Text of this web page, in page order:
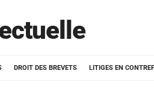
DROIT DES BREVETS LITIGES EN